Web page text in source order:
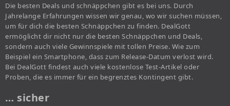
Die besten Deals und schnäppchen gibt es bei uns. Durch
Jahrelange Erfahrungen wissen wir genau, wo wir suchen müssen,
um für dich die besten Schnäppchen zu finden. DealGott
ermöglicht dir nicht nur die besten Schnäppchen und Deals,
sondern auch viele Gewinnspiele mit tollen Preise. Wie zum
Beispiel ein Smartphone, dass zum Release-Datum verlost wird.
Bei DealGott findest auch viele kostenlose Test-Artikel oder
Proben, die es immer für ein begrenztes Kontingent gibt.
… sicher